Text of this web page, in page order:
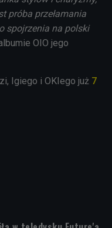
próba przełamania
spojrzenia na polski
OIO jego
Igiego i OKIego już 7